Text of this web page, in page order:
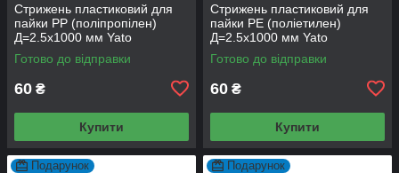
Стрижень пластиковий для
пайки PP (поліпропілен)
Д=2.5х1000 мм Yato
Готово до відправки
60 ₴
Купити
Стрижень пластиковий для
пайки PE (поліетилен)
Д=2.5х1000 мм Yato
Готово до відправки
60 ₴
Купити
Подарунок Подарунок